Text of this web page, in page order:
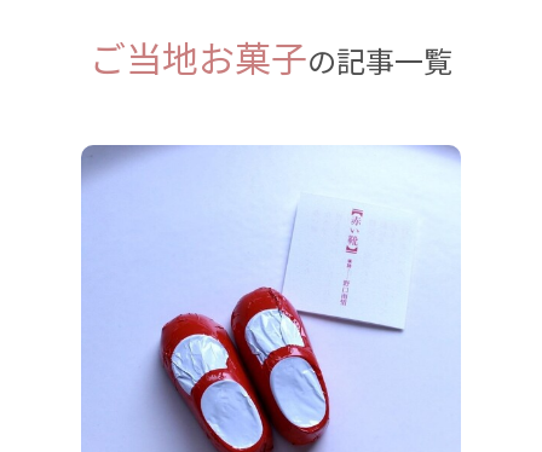
ご当地お菓子の記事一覧